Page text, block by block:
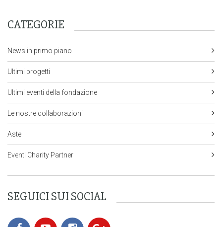
CATEGORIE
News in primo piano
Ultimi progetti
Ultimi eventi della fondazione
Le nostre collaborazioni
Aste
Eventi Charity Partner
SEGUICI SUI SOCIAL